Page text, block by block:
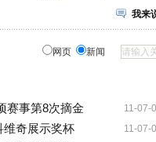
我来
网页 新闻
11-07-
赛事第8次摘金
11-07-
维奇展示奖杯